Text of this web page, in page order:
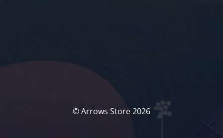
© Arrows Store 2026